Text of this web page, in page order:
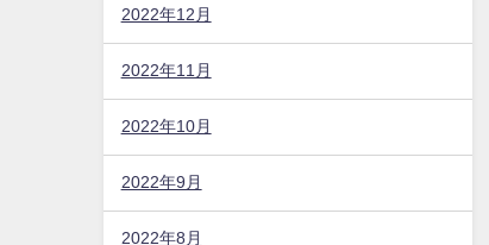
2022年12月
2022年11月
2022年10月
2022年9月
2022年8月